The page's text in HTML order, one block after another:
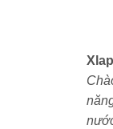
Thiết kế hiện
Panasonic
theo
máy lớn
Xlap